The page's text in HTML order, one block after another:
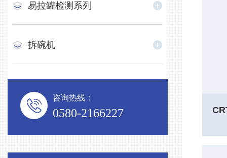
易拉罐检测系列
拆碗机
咨询热线：
0580-2166227